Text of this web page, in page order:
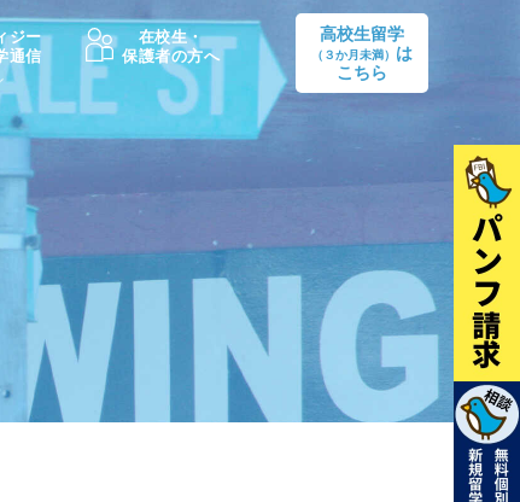
留学後の大学進学Q&A
ジー
通信
在校生・
保護者の方へ
高校生留学
（３か月未満）
は
こちら